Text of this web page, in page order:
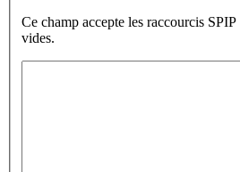
Ce champ accepte les raccourcis SPIP
vides.